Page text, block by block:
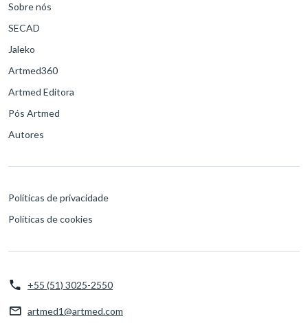
Sobre nós
SECAD
Jaleko
Artmed360
Artmed Editora
Pós Artmed
Autores
Políticas de privacidade
Políticas de cookies
+55 (51) 3025-2550
artmed1@artmed.com